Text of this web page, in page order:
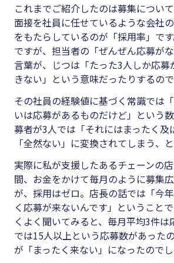
これまでご紹介したのは募集につい
面接を社員に任せているような会社
をもたらしているのが「採用率」で
ですが、担当者の「ぜんぜん応募が
言葉が、じつは「たった3人しか応募
きない」という意味だったりするので
その社員の経験値に基づく常識では
いは応募があるものだけど」という
募者が3人では「それにはまったく及
「全然ない」に変換されてしまう、
実際に私が支援したあるチェーンの
間、お金をかけて毎月のように募集
が、採用はゼロ。店長の話では「今
く応募が来ないんです」ということ
くよく聞いてみると、毎月平均3件は
では15人以上という応募数があった
が「まったく来ない」になったのでし